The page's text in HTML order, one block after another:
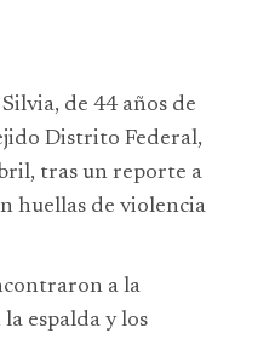
de 44 años de
Distrito Federal,
tras un reporte a
huellas de violencia
a la
espalda y los